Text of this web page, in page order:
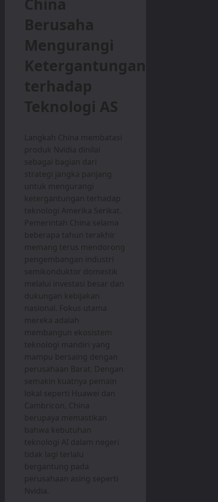
China
Berusaha
Mengurangi
Ketergantungan
terhadap
Teknologi AS
Langkah China membatasi
produk Nvidia dinilai
sebagai bagian dari
strategi jangka panjang
untuk mengurangi
ketergantungan terhadap
teknologi Amerika Serikat.
Pemerintah China selama
beberapa tahun terakhir
memang terus mendorong
pengembangan industri
semikonduktor domestik
melalui investasi besar dan
dukungan kebijakan
nasional. Fokus utama
mereka adalah
membangun ekosistem
teknologi mandiri yang
mampu bersaing dengan
perusahaan Barat. Dengan
semakin kuatnya pemain
lokal seperti Huawei dan
Cambricon, China
berupaya memastikan
bahwa kebutuhan
teknologi AI dalam negeri
tidak lagi terlalu
bergantung pada
perusahaan asing seperti
Nvidia.